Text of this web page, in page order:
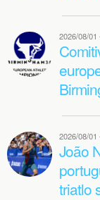
2026/08/01
2026/08/01
João
triatlo